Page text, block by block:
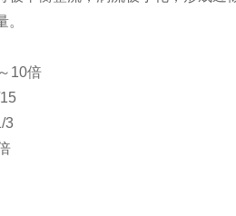
10倍
3